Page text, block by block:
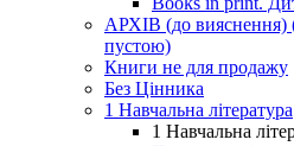
АРХІВ (до вияснення)
пустою)
Книги не для продажу
Без Цінника
1 Навчальна література
1 Навчальна